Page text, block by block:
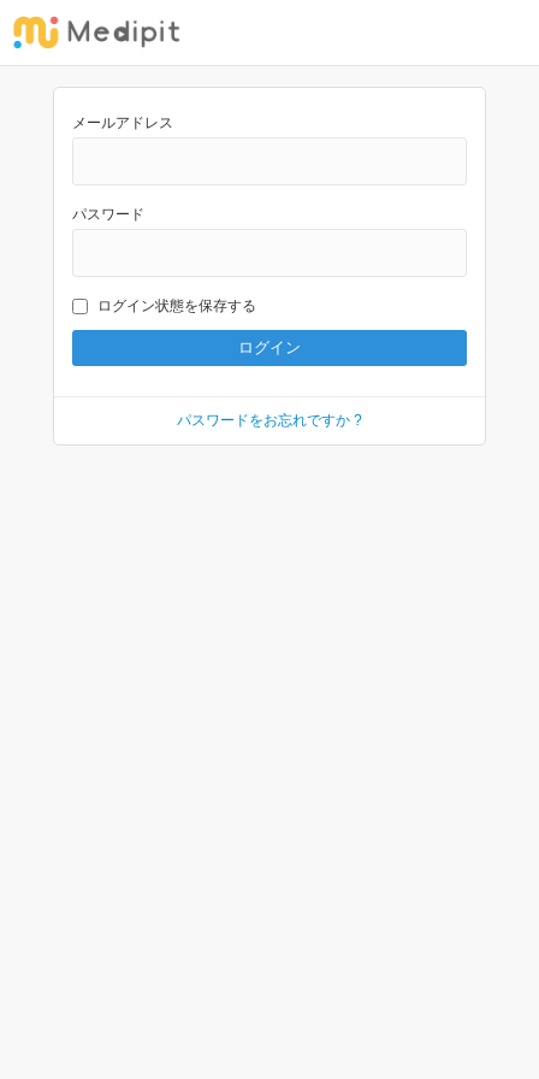
メールアドレス
パスワード
ログイン状態を保存する
パスワードをお忘れですか ?